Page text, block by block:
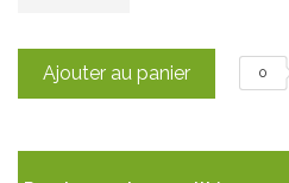
Ajouter au panier 0